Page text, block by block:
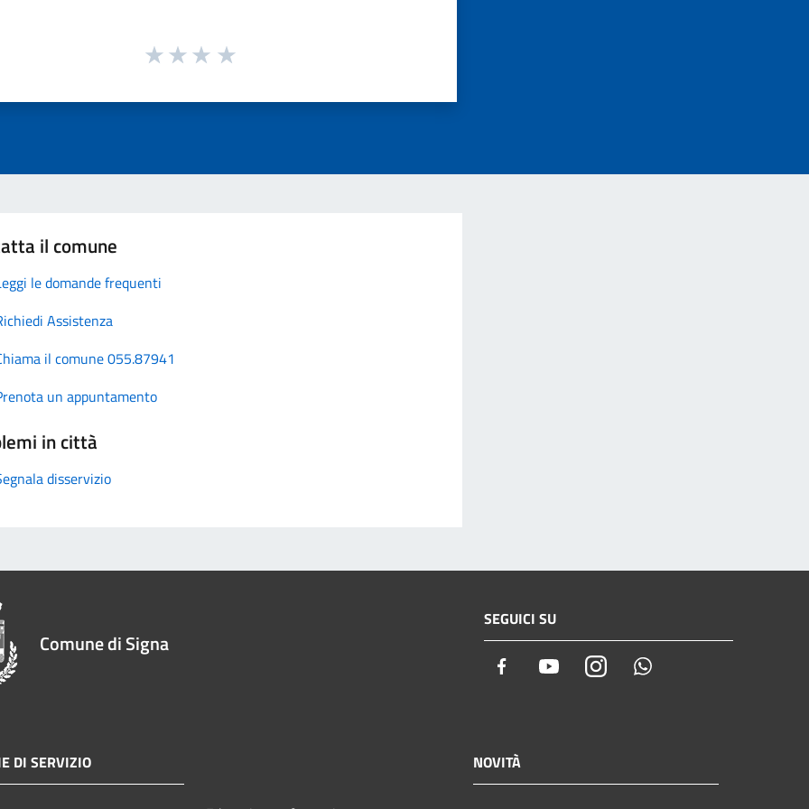
il comune
le domande frequenti
Assistenza
il comune 055.87941
un appuntamento
in città
disservizio
Comune di Signa
SEGUICI SU
Facebook YoutubeInstagram
DI SERVIZIO NOVITÀ